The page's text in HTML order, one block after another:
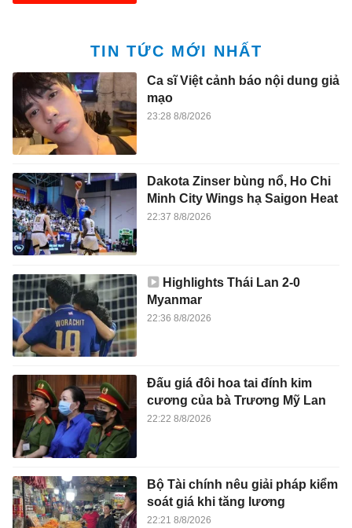
TIN TỨC MỚI NHẤT
Ca sĩ Việt cảnh báo nội dung giả
mạo
23:28 8/8/2026
Dakota Zinser bùng nổ, Ho Chi
Minh City Wings hạ Saigon Heat
22:37 8/8/2026
Highlights Thái Lan 2-0
Myanmar
22:36 8/8/2026
Đấu giá đôi hoa tai đính kim
cương của bà Trương Mỹ Lan
22:22 8/8/2026
Bộ Tài chính nêu giải pháp kiểm
soát giá khi tăng lương
22:21 8/8/2026